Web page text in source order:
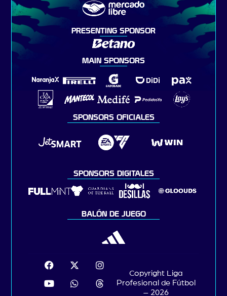
PRESENTING SPONSOR
MAIN SPONSORS
SPONSORS OFICIALES
SPONSORS DIGITALES
BALÓN DE JUEGO
Copyright Liga
Profesional de Fútbol
– 2026